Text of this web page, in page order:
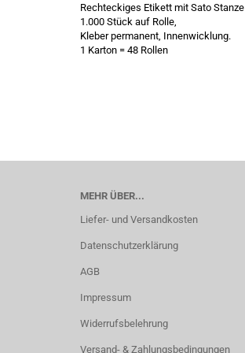
Rechteckiges Etikett mit Sato Stanze
1.000 Stück auf Rolle,
Kleber permanent, Innenwicklung.
1 Karton = 48 Rollen
MEHR ÜBER...
Liefer- und Versandkosten
Datenschutzerklärung
AGB
Impressum
Widerrufsbelehrung
Versand- & Zahlungsbedingungen